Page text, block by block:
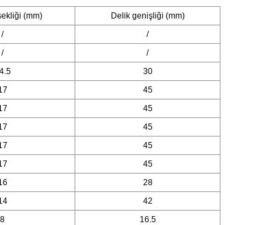
(mm)
Delik genişliği (mm)
/
/
/
/
30
45
45
45
45
45
28
42
8
16.5